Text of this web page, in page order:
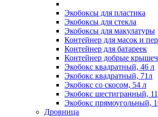
Экобоксы для пластика
Экобоксы для стекла
Экобоксы для макулатуры
Контейнер для масок и
Контейнер для батареек
Контейнер добрые
Экобокс квадратный, 46 л
Экобокс квадратный, 71л
Экобокс со скосом, 54 л
Экобокс шестигранный,
Экобокс прямоугольный,
Дровница